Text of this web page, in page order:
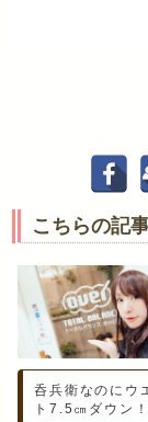
こちらの記
呑兵衛なのにウ
ト7.5㎝ダウン！